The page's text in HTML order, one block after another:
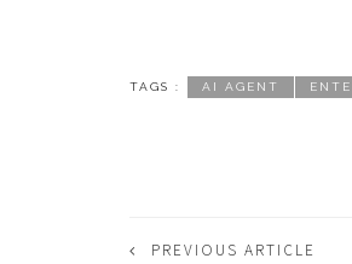
TAGS : AI AGENT
PREVIOUS ARTICLE